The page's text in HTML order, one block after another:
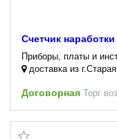
Счетчик
Приборы, платы и
доставка из
Договорная Торг